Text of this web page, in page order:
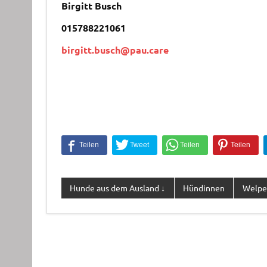
Birgitt Busch
015788221061
birgitt.busch@pau.care
Hunde aus dem Ausland ↓ Hündinnen